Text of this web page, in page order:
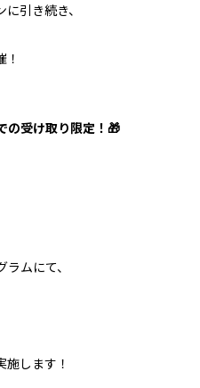
引き続き、
の受け取り限定！🎁
ムにて、
施します！